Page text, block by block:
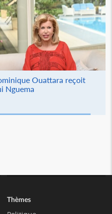
Ouattara reçoit
Nguema
Thèmes